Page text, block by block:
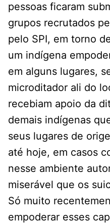
pessoas ficaram
grupos recrutados
pelo SPI, em torno
um indígena
em alguns lugares,
microditador ali do
recebiam apoio da
demais indígenas
seus lugares de
até hoje, em casos
nesse ambiente
miserável que os
Só muito
empoderar esses